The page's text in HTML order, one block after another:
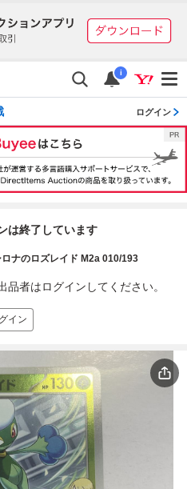
i
ログイン
は終了しています
ロナのロズレイド M2a 010/193
品者はログインしてください。
イン